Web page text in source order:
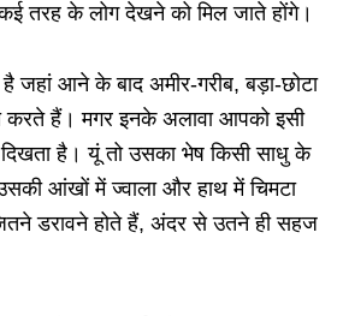
तरह के लोग देखने को मिल जाते होंगे।
है जहां आने के बाद अमीर-गरीब, बड़ा-छोटा
करते हैं। मगर इनके अलावा आपको इसी
है। यूं तो उसका भेष किसी साधु के
उसकी आंखों में ज्वाला और हाथ में चिमटा
डरावने होते हैं, अंदर से उतने ही सहज